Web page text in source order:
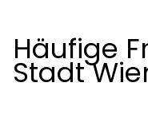
Häufige
Stadt